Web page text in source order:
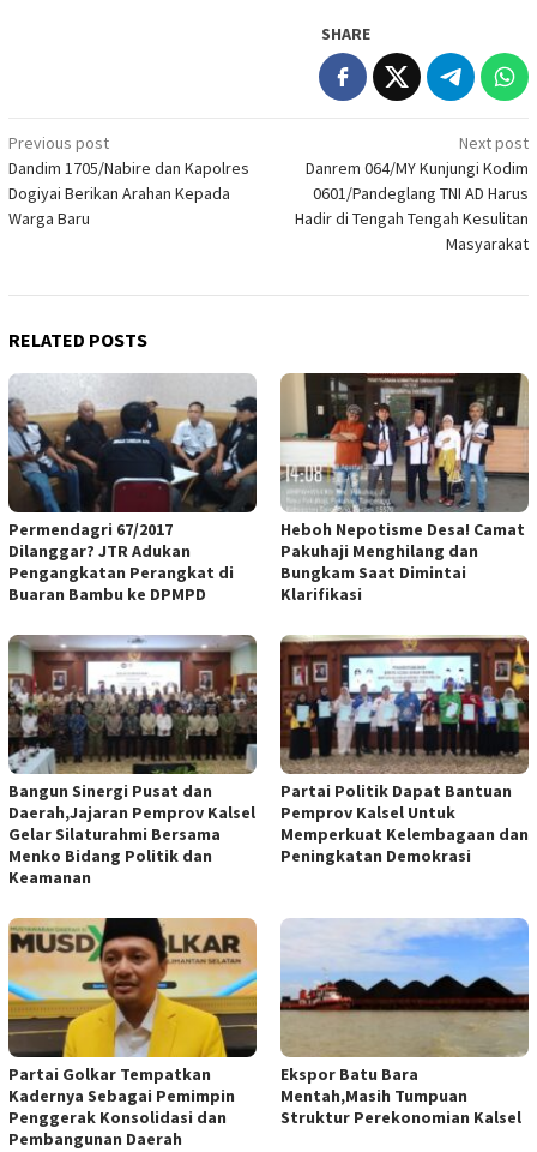
SHARE
Post
navigation
Previous post
Dandim 1705/Nabire dan Kapolres
Dogiyai Berikan Arahan Kepada
Warga Baru
Next post
Danrem 064/MY Kunjungi Kodim
0601/Pandeglang TNI AD Harus
Hadir di Tengah Tengah Kesulitan
Masyarakat
RELATED POSTS
Permendagri 67/2017
Dilanggar? JTR Adukan
Pengangkatan Perangkat di
Buaran Bambu ke DPMPD
Heboh Nepotisme Desa! Camat
Pakuhaji Menghilang dan
Bungkam Saat Dimintai
Klarifikasi
Bangun Sinergi Pusat dan
Daerah,Jajaran Pemprov Kalsel
Gelar Silaturahmi Bersama
Menko Bidang Politik dan
Keamanan
Partai Politik Dapat Bantuan
Pemprov Kalsel Untuk
Memperkuat Kelembagaan dan
Peningkatan Demokrasi
Partai Golkar Tempatkan
Kadernya Sebagai Pemimpin
Penggerak Konsolidasi dan
Pembangunan Daerah
Ekspor Batu Bara
Mentah,Masih Tumpuan
Struktur Perekonomian Kalsel